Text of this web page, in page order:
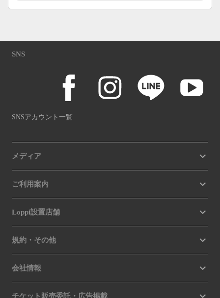
SNS
SNSアカウント一覧
メディア
ご利用案内
Loppi設置店舗
規約・その他
会社情報
チケット販売委託・広告掲載